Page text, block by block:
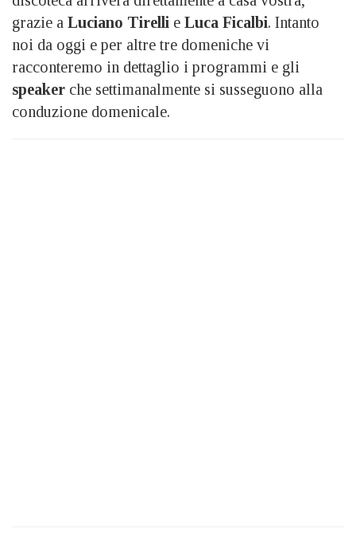
grazie a Luciano Tirelli e Luca Ficalbi. Intanto
noi da oggi e per altre tre domeniche vi
racconteremo in dettaglio i programmi e gli
speaker che settimanalmente si susseguono alla
conduzione domenicale.